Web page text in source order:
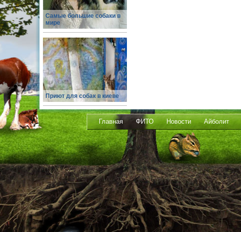
Самые большие собаки в
мире
Приют для собак в киеве
Главная ФИТО Новости Айболит